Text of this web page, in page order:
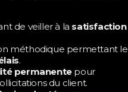
de veiller à la satisfaction
méthodique permettant le
.
permanentepour
du client.